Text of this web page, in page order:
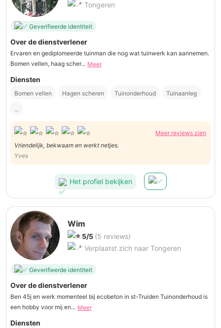
Tongeren
Geverifieerde identiteit
Over de dienstverlener
Ervaren en gediplomeerde tuinman die nog wat tuinwerk kan aannemen.
Bomen vellen, haag scher... Meer
Diensten
Bomen vellen Hagen scheren Tuinonderhoud Tuinaanleg
...
Meer reviews zien
Vriendelijk, bekwaam en werkt netjes.
Yves
Het profiel bekijken
Wim
5/5 (5 reviews)
Verplaatst zich naar Tongeren
Geverifieerde identiteit
Over de dienstverlener
Ben 45j en werk momenteel bij ecobeton in st-Truiden Tuinonderhoud is
een hobby voor mij en... Meer
Diensten